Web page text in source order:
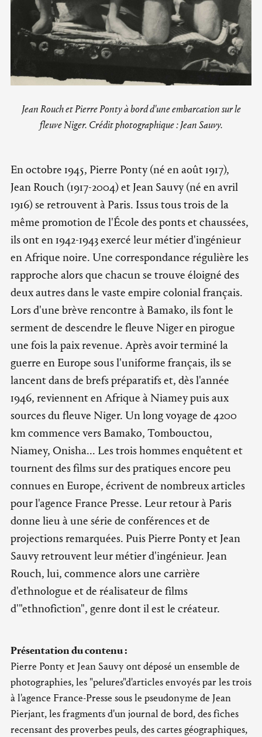
Jean Rouch et Pierre Ponty à bord d'une embarcation sur le
fleuve Niger. Crédit photographique : Jean Sauvy.
En octobre 1945, Pierre Ponty (né en août 1917),
Jean Rouch (1917-2004) et Jean Sauvy (né en avril
1916) se retrouvent à Paris. Issus tous trois de la
même promotion de l'École des ponts et chaussées,
ils ont en 1942-1943 exercé leur métier d'ingénieur
en Afrique noire. Une correspondance régulière les
rapproche alors que chacun se trouve éloigné des
deux autres dans le vaste empire colonial français.
Lors d'une brève rencontre à Bamako, ils font le
serment de descendre le fleuve Niger en pirogue
une fois la paix revenue. Après avoir terminé la
guerre en Europe sous l'uniforme français, ils se
lancent dans de brefs préparatifs et, dès l'année
1946, reviennent en Afrique à Niamey puis aux
sources du fleuve Niger. Un long voyage de 4200
km commence vers Bamako, Tombouctou,
Niamey, Onisha... Les trois hommes enquêtent et
tournent des films sur des pratiques encore peu
connues en Europe, écrivent de nombreux articles
pour l'agence France Presse. Leur retour à Paris
donne lieu à une série de conférences et de
projections remarquées. Puis Pierre Ponty et Jean
Sauvy retrouvent leur métier d'ingénieur. Jean
Rouch, lui, commence alors une carrière
d'ethnologue et de réalisateur de films
d'"ethnofiction", genre dont il est le créateur.
Présentation du contenu :
Pierre Ponty et Jean Sauvy ont déposé un ensemble de
photographies, les "pelures"d'articles envoyés par les trois
à l'agence France-Presse sous le pseudonyme de Jean
Pierjant, les fragments d'un journal de bord, des fiches
recensant des proverbes peuls, des cartes géographiques,